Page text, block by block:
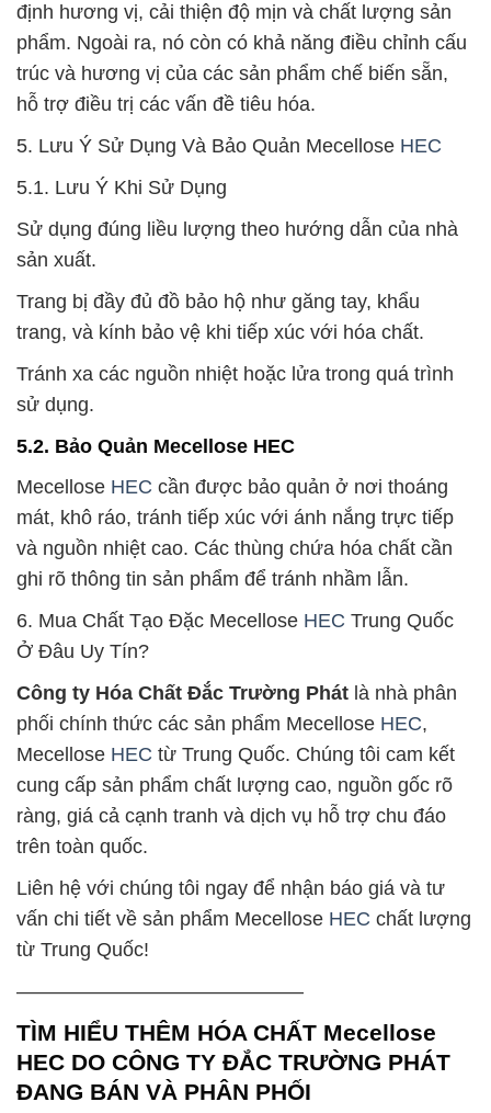
định hương vị, cải thiện độ mịn và chất lượng sản
phẩm. Ngoài ra, nó còn có khả năng điều chỉnh cấu
trúc và hương vị của các sản phẩm chế biến sẵn,
hỗ trợ điều trị các vấn đề tiêu hóa.
5. Lưu Ý Sử Dụng Và Bảo Quản Mecellose HEC
5.1. Lưu Ý Khi Sử Dụng
Sử dụng đúng liều lượng theo hướng dẫn của nhà
sản xuất.
Trang bị đầy đủ đồ bảo hộ như găng tay, khẩu
trang, và kính bảo vệ khi tiếp xúc với hóa chất.
Tránh xa các nguồn nhiệt hoặc lửa trong quá trình
sử dụng.
5.2. Bảo Quản Mecellose HEC
Mecellose HEC cần được bảo quản ở nơi thoáng
mát, khô ráo, tránh tiếp xúc với ánh nắng trực tiếp
và nguồn nhiệt cao. Các thùng chứa hóa chất cần
ghi rõ thông tin sản phẩm để tránh nhầm lẫn.
6. Mua Chất Tạo Đặc Mecellose HEC Trung Quốc
Ở Đâu Uy Tín?
Công ty Hóa Chất Đắc Trường Phát là nhà phân
phối chính thức các sản phẩm Mecellose HEC,
Mecellose HEC từ Trung Quốc. Chúng tôi cam kết
cung cấp sản phẩm chất lượng cao, nguồn gốc rõ
ràng, giá cả cạnh tranh và dịch vụ hỗ trợ chu đáo
trên toàn quốc.
Liên hệ với chúng tôi ngay để nhận báo giá và tư
vấn chi tiết về sản phẩm Mecellose HEC chất lượng
từ Trung Quốc!
——————————————–
TÌM HIỂU THÊM HÓA CHẤT Mecellose
HEC DO CÔNG TY ĐẮC TRƯỜNG PHÁT
ĐANG BÁN VÀ PHÂN PHỐI